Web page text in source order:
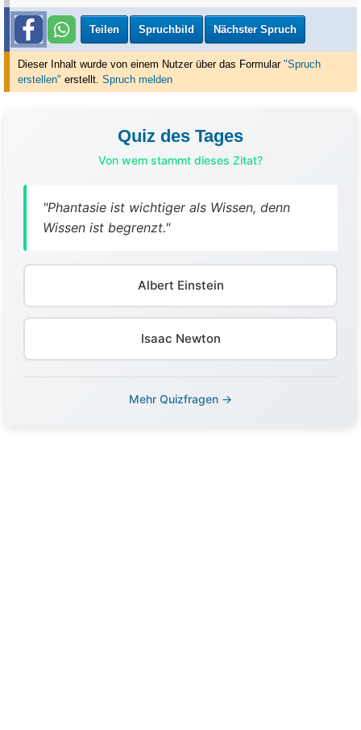
Teilen Spruchbild Nächster Spruch
Dieser Inhalt wurde von einem Nutzer über das Formular "Spruch
erstellen" erstellt. Spruch melden
Quiz des Tages
Von wem stammt dieses Zitat?
"Phantasie ist wichtiger als Wissen, denn
Wissen ist begrenzt."
Albert Einstein
Isaac Newton
Mehr Quizfragen →